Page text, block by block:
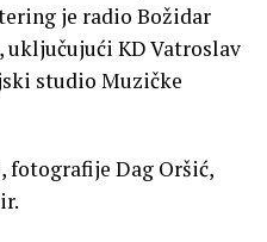
je radio Božidar
KD Vatroslav
studio Muzičke
fotografije Dag Oršić,